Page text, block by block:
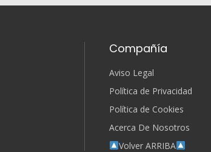
Compañía
Aviso Legal
Política de Privacidad
Política de Cookies
Acerca De Nosotros
Volver ARRIBA